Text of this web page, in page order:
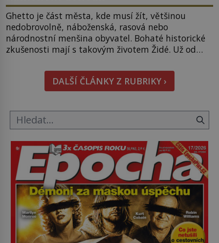
Ghetto je část města, kde musí žít, většinou
nedobrovolně, náboženská, rasová nebo
národnostní menšina obyvatel. Bohaté historické
zkušenosti mají s takovým životem Židé. Už od
nějakém žít. Mezi ty nejslavnější patří i římské
ghetto založené v roce 1555. Pokud jde o vztah
k Židům, nemá se Řím čím chlubit. […]
DALŠÍ ČLÁNKY Z RUBRIKY ›